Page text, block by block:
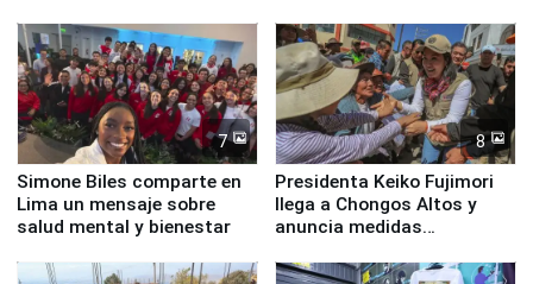
7
Simone Biles comparte en
Lima un mensaje sobre
salud mental y bienestar
8
Presidenta Keiko Fujimori
llega a Chongos Altos y
anuncia medidas
educación, salud y empleo